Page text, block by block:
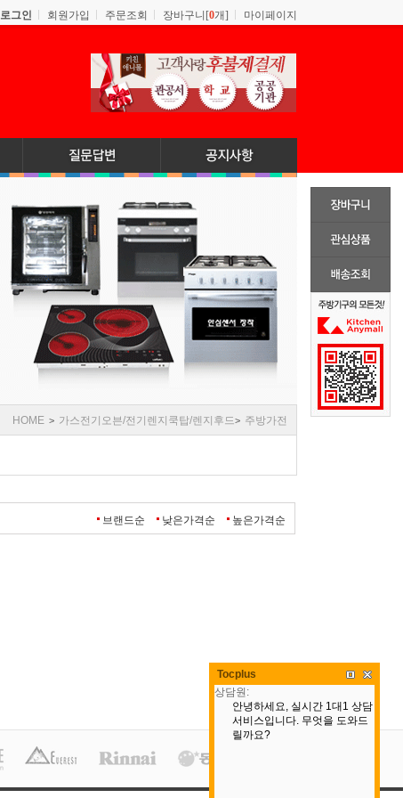
로그인 회원가입 주문조회 장바구니[0개] 마이페이지
HOME > 가스전기오븐/전기렌지쿡탑/렌지후드> 주방가전
브랜드순 낮은가격순 높은가격순
Tocplus